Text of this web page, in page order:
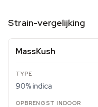
Strain-vergelijking
MassKush
90% indica